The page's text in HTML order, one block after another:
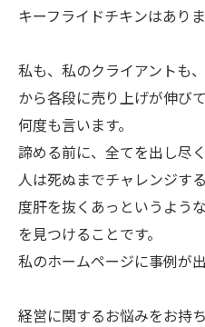
キーフライドチキンはありま
私も、私のクライアントも
から各段に売り上げが伸び
何度も言います。
諦める前に、全てを出し尽
人は死ぬまでチャレンジする
度肝を抜くあっというような
を見つけることです。
私のホームページに事例が出
経営に関するお悩みをお持